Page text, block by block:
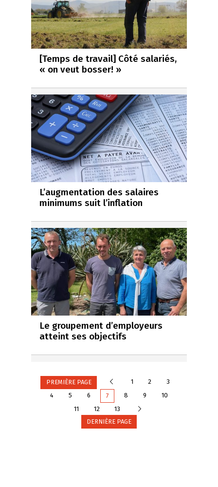
[Temps de travail] Côté salariés,
« on veut bosser! »
L’augmentation des salaires
minimums suit l’inflation
Le groupement d’employeurs
atteint ses objectifs
PREMIÈRE PAGE Précédente
1 2
3
4
5 6 7 8 9
10
11
12 13
DERNIÈRE PAGE